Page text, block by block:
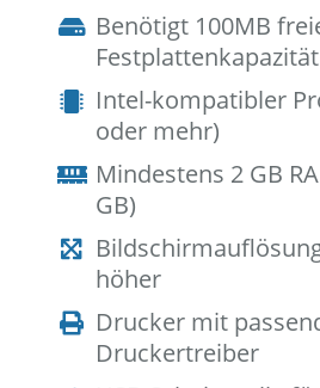
Benötigt 100MB
Festplattenkapazität
Intel-kompatibler
oder mehr)
Mindestens 2 GB
GB)
höher
Drucker mit
Druckertreiber